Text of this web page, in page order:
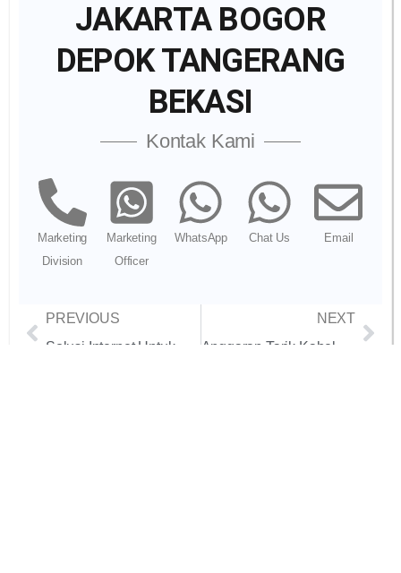
JAKARTA BOGOR
DEPOK TANGERANG
BEKASI
Kontak Kami
Marketing
Division
Marketing
Officer
WhatsApp Chat Us Email
PREVIOUS
NEXT